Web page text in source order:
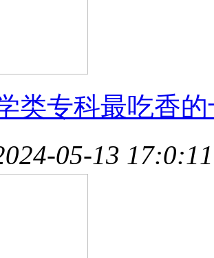
类专科最吃香
05-13 17:0:11